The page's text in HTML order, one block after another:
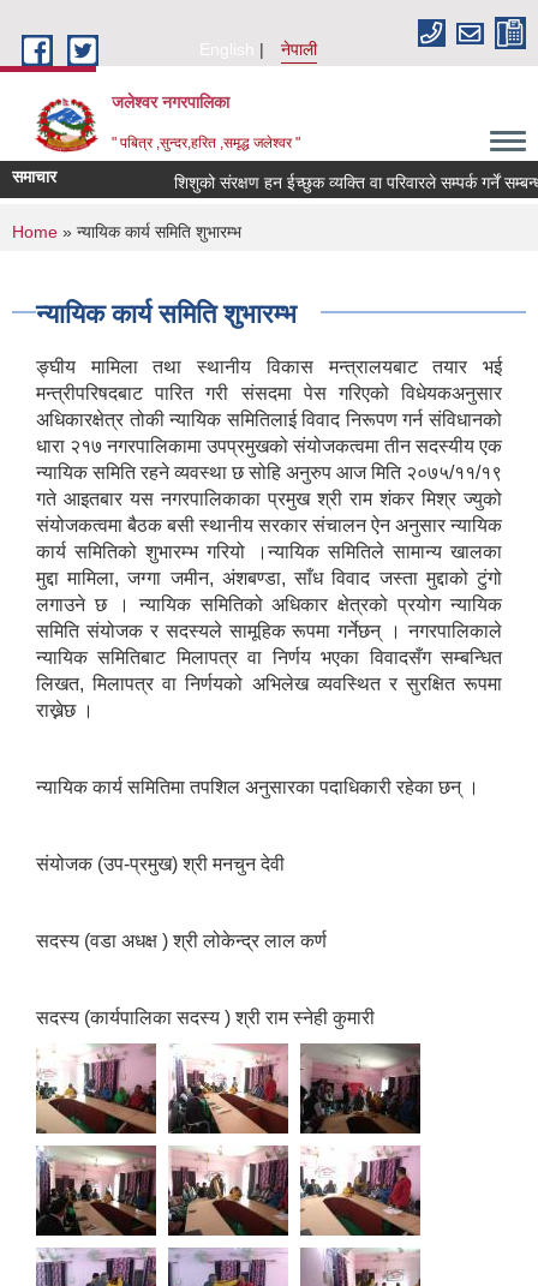
English
नेपाली
जलेश्वर नगरपालिका
" पबित्र ,सुन्दर,हरित ,समृद्ध जलेश्वर "
समाचार शिशुको संरक्षण हन ईच्छुक व्यक्ति वा परिवारले सम्पर्क गर्नें सम्बन्धी
You are here
Home » न्यायिक कार्य समिति शुभारम्भ
न्यायिक कार्य समिति शुभारम्भ
ङ्घीय मामिला तथा स्थानीय विकास मन्त्रालयबाट तयार भई
मन्त्रीपरिषदबाट पारित गरी संसदमा पेस गरिएको विधेयकअनुसार
अधिकारक्षेत्र तोकी न्यायिक समितिलाई विवाद निरूपण गर्न संविधानको
धारा २१७ नगरपालिकामा उपप्रमुखको संयोजकत्वमा तीन सदस्यीय एक
न्यायिक समिति रहने व्यवस्था छ सोहि अनुरुप आज मिति २०७५/११/१९
गते आइतबार यस नगरपालिकाका प्रमुख श्री राम शंकर मिश्र ज्युको
संयोजकत्वमा बैठक बसी स्थानीय सरकार संचालन ऐन अनुसार न्यायिक
कार्य समितिको शुभारम्भ गरियो ।न्यायिक समितिले सामान्य खालका
मुद्दा मामिला, जग्गा जमीन, अंशबण्डा, साँध विवाद जस्ता मुद्दाको टुंगो
लगाउने छ । न्यायिक समितिको अधिकार क्षेत्रको प्रयोग न्यायिक
समिति संयोजक र सदस्यले सामूहिक रूपमा गर्नेछन् । नगरपालिकाले
न्यायिक समितिबाट मिलापत्र वा निर्णय भएका विवादसँग सम्बन्धित
लिखत, मिलापत्र वा निर्णयको अभिलेख व्यवस्थित र सुरक्षित रूपमा
राख्नेछ ।
न्यायिक कार्य समितिमा तपशिल अनुसारका पदाधिकारी रहेका छन् ।
संयोजक (उप-प्रमुख) श्री मनचुन देवी
सदस्य (वडा अधक्ष ) श्री लोकेन्द्र लाल कर्ण
सदस्य (कार्यपालिका सदस्य ) श्री राम स्नेही कुमारी